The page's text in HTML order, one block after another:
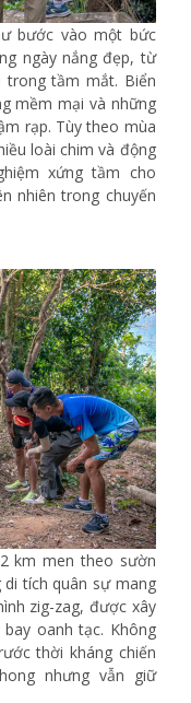
bước vào một bức
ngày nắng đẹp, từ
tầm mắt. Biển
mềm mại và những
rạp. Tùy theo mùa
loài chim và động
xứng tầm cho
nhiên trong chuyến
km men theo sườn
tích quân sự mang
zig-zag, được xây
oanh tạc. Không
thời kháng chiến
nhưng vẫn giữ